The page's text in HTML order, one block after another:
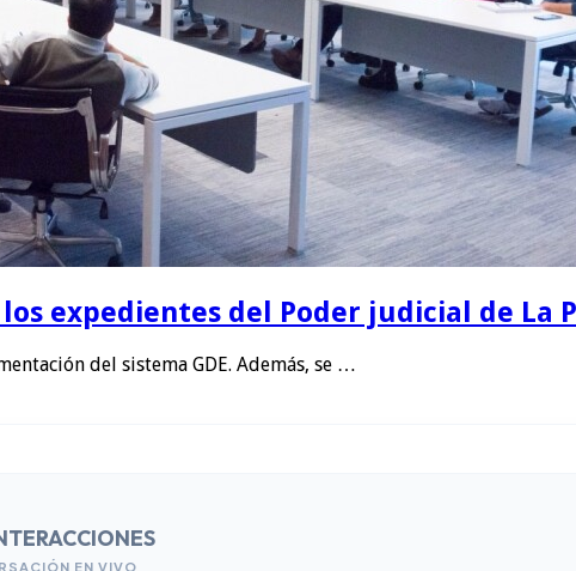
expedientes del Poder judicial de La
del sistema GDE. Además, se …
EN VIVO